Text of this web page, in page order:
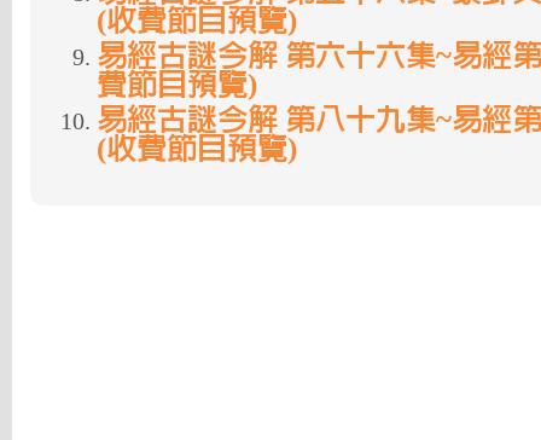
(收費節目預覽)
易經古謎今解 第六十六集~易經
費節目預覽)
易經古謎今解 第八十九集~易經
(收費節目預覽)